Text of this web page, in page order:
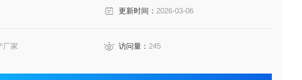
更新时间： 2026-03-06
厂家 访问量： 245